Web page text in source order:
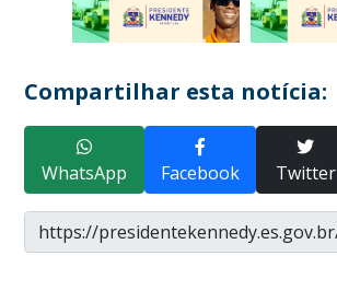
Compartilhar esta notícia:
WhatsApp Facebook Twitter